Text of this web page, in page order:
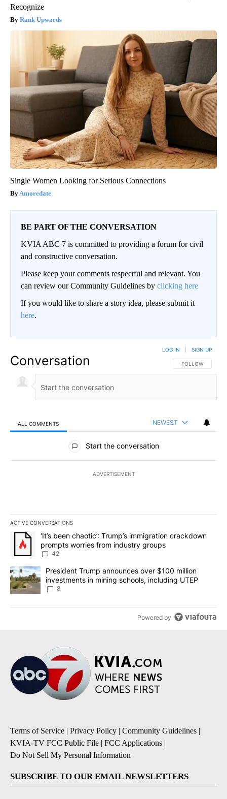
Recognize
Rank Upwards
Single Women Looking for Serious Connections
Amoredate
BE PART OF THE CONVERSATION
KVIA ABC 7 is committed to providing a forum for civil
and constructive conversation.
Please keep your comments respectful and relevant. You
can review our Community Guidelines by clicking here
If you would like to share a story idea, please submit it
here.
Conversation FOLLOW THIS
FOLLOW
LOG IN SIGN UP
ALL COMMENTS NEWEST
All Comments
Start the conversation
ADVERTISEMENT
ACTIVE CONVERSATIONS
The following is a list of the most commented articles in the last
A trending article titled "‘It’s been chaotic’: Trump’s
‘It’s been chaotic’: Trump’s immigration crackdown
prompts worries from industry groups
42
A trending article titled "President Trump announces over $100
President Trump announces over $100 million
investments in mining schools, including UTEP
8
Powered by
Terms of Service | Privacy Policy | Community Guidelines |
KVIA-TV FCC Public File | FCC Applications |
Do Not Sell My Personal Information
SUBSCRIBE TO OUR EMAIL NEWSLETTERS